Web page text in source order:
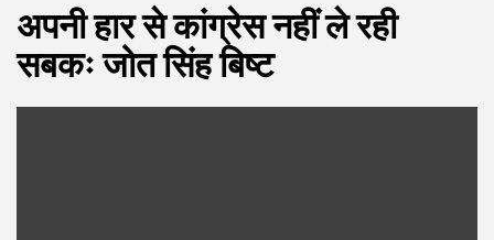
अपनी हार से कांग्रेस नहीं ले रही
सबकः जोत सिंह बिष्ट